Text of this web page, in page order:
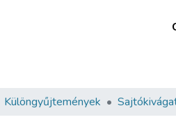
Különgyűjtemények